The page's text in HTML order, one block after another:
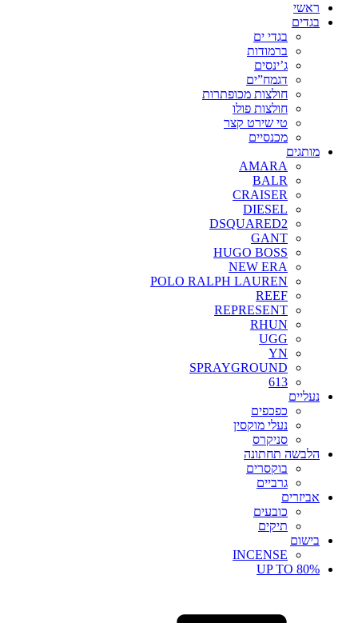
ראשי
בגדים
בגדי ים
ברמודות
ג’ינסים
דגמח”ים
חולצות מכופתרות
חולצות פולו
טי שירט קצר
מכנסיים
מותגים
AMARA
BALR
CRAISER
DIESEL
DSQUARED2
GANT
HUGO BOSS
NEW ERA
POLO RALPH LAUREN
REEF
REPRESENT
RHUN
UGG
YN
SPRAYGROUND
613
נעליים
כפכפים
נעלי מוקסין
סניקרס
הלבשה תחתונה
בוקסרים
גרביים
אביזרים
כובעים
תיקים
בישום
INCENSE
UP TO 80%